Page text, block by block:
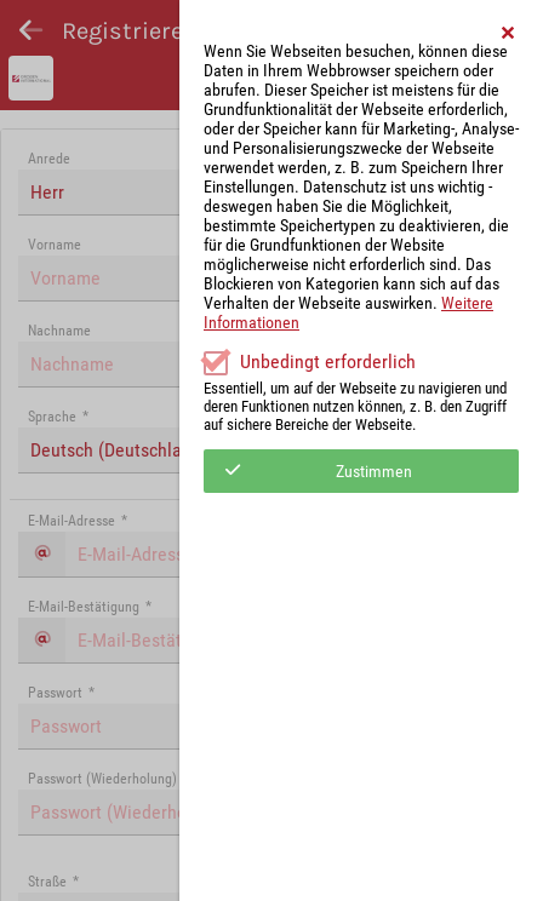
Registrieren und Angebot abgeben
Anrede
Herr
Vorname
Nachname
Sprache *
Deutsch (Deutschland)
E-Mail-Adresse *
E-Mail-Bestätigung *
Passwort *
Passwort (Wiederholung)
Straße *
Wenn Sie Webseiten besuchen, können diese
Daten in Ihrem Webbrowser speichern oder
abrufen. Dieser Speicher ist meistens für die
Grundfunktionalität der Webseite erforderlich,
oder der Speicher kann für Marketing-, Analyse-
und Personalisierungszwecke der Webseite
verwendet werden, z. B. zum Speichern Ihrer
Einstellungen. Datenschutz ist uns wichtig -
deswegen haben Sie die Möglichkeit,
bestimmte Speichertypen zu deaktivieren, die
für die Grundfunktionen der Website
möglicherweise nicht erforderlich sind. Das
Blockieren von Kategorien kann sich auf das
Verhalten der Webseite auswirken. Weitere
Informationen
Unbedingt erforderlich
Essentiell, um auf der Webseite zu navigieren und
deren Funktionen nutzen können, z. B. den Zugriff
auf sichere Bereiche der Webseite.
Zustimmen